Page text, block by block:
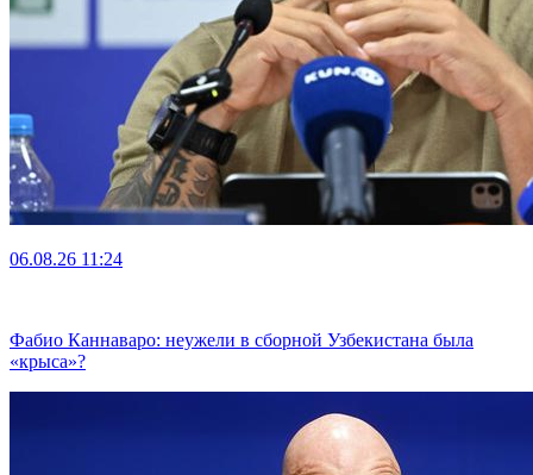
06.08.26 11:24
Фабио Каннаваро: неужели в сборной Узбекистана была
«крыса»?